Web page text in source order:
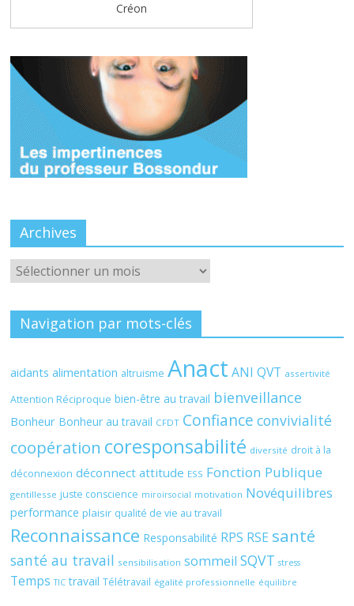
Créon
Archives
Archives
Navigation par mots-clés
aidants alimentation altruisme Anact ANI QVT assertivité
Attention Réciproque bien-être au travail bienveillance
Bonheur Bonheur au travail CFDT Confiance convivialité
coopération coresponsabilité diversité droit à la
déconnexion déconnect attitude ESS Fonction Publique
gentillesse juste conscience miroirsocial motivation Novéquilibres
performance plaisir qualité de vie au travail
Reconnaissance Responsabilité RPS RSE santé
santé au travail sensibilisation sommeil SQVT stress
Temps TIC travail Télétravail égalité professionnelle équilibre